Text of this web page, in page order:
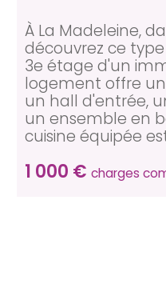
1 000 € charges
À La Madeleine,
découvrez ce type
3e étage d'un
logement offre
un hall d'entrée,
un ensemble en
cuisine équipée